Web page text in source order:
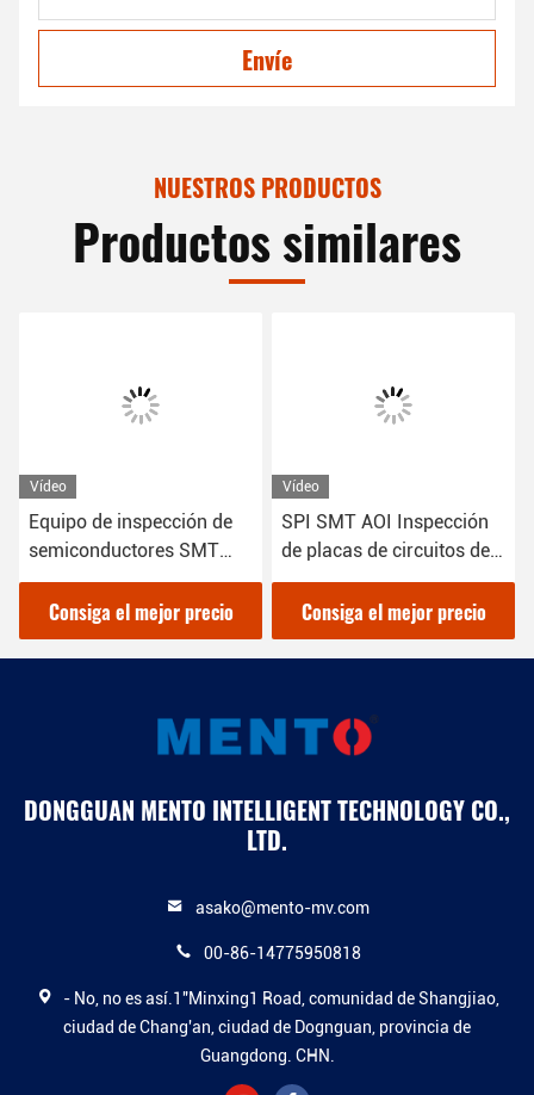
Envíe
NUESTROS PRODUCTOS
Productos similares
de
SMT
precio
SPI SMT AOI Inspección
de placas de circuitos de
máquinas para el control
de calidad
Consiga el mejor precio
Máquina de
PCB SMT AOI
inspección de
soldadura 3D
Consiga el mejor
DONGGUAN MENTO INTELLIGENT TECHNOLOGY CO.,
LTD.
asako@mento-mv.com
00-86-14775950818
- No, no es así.1"Minxing1 Road, comunidad de Shangjiao,
ciudad de Chang'an, ciudad de Dognguan, provincia de
Guangdong. CHN.